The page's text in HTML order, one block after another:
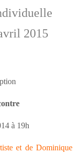
2015
à 19h
et de